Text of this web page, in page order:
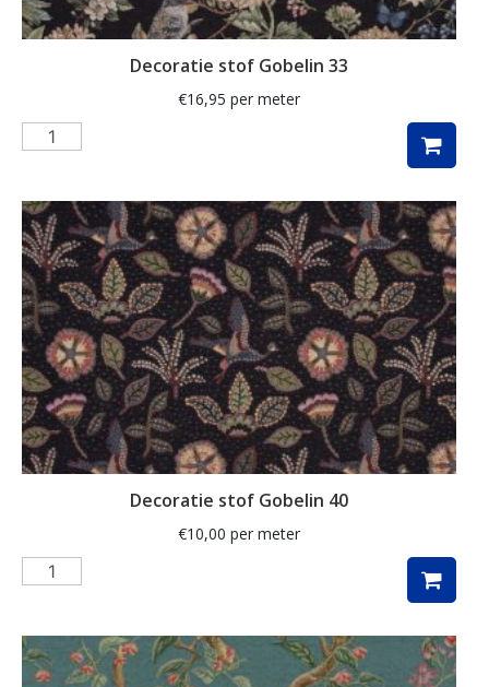
katoen
kerst
kerstman
kerstster
keuken
kippen
klaproos
klaprozen
klaver
klein
koeien
koffie
Decoratie stof Gobelin 33
€16,95 per meter
Decoratie stof Gobelin 40
€10,00 per meter